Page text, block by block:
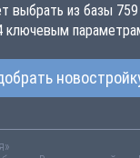
выбрать из базы
ключевым